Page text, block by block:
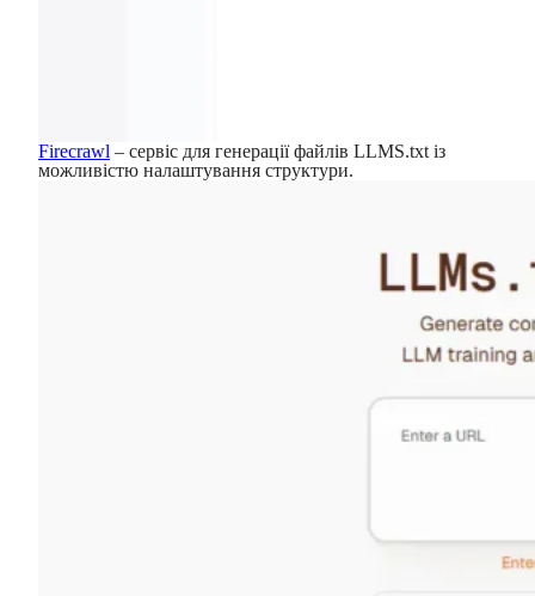
Firecrawl – сервіс для генерації файлів LLMS.txt із
можливістю налаштування структури.